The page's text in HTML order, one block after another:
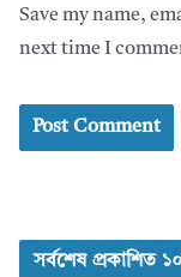
Save my name,
next time I
সর্বশেষ প্রকাশিত